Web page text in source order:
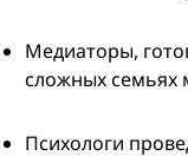
Медиаторы,
сложных семьях
Психологи